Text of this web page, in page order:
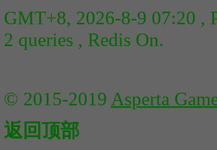
GMT+8, 2026-8-9 07:20 ,
2 queries , Redis On.
© 2015-2019 Asperta
返回顶部